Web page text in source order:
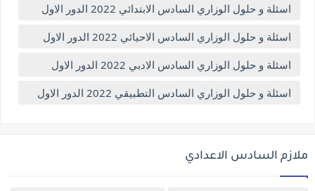
اسئلة و حلول الوزاري السادس الابتدائي 2022 الدور الاول
اسئلة و حلول الوزاري السادس الاحيائي 2022 الدور الاول
اسئلة و حلول الوزاري السادس الادبي 2022 الدور الاول
اسئلة و حلول الوزاري السادس التطبيقي 2022 الدور الاول
ملازم السادس الاعدادي